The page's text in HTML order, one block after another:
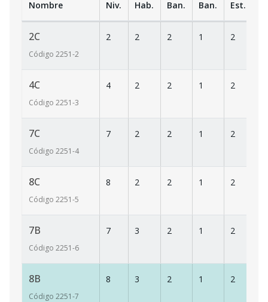
Nombre Niv. Hab. Ban. Ban. Est.
2C
Código 2251-2
2 2 2 1 2
4C
Código 2251-3
4 2 2 1 2
7C
Código 2251-4
7 2 2 1 2
8C
Código 2251-5
8 2 2 1 2
7B
Código 2251-6
7 3 2 1 2
8B
Código 2251-7
8 3 2 1 2